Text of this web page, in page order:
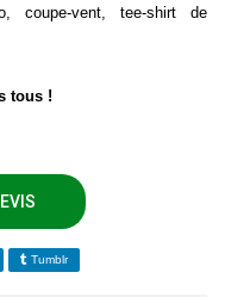
coupe-vent, tee-shirt de
tous !
Tumblr